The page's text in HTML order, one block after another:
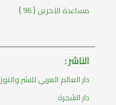
مساعدة الآخرين (
96
)
الناشر :
دار العالم العربي للنشر
دار الشجرة